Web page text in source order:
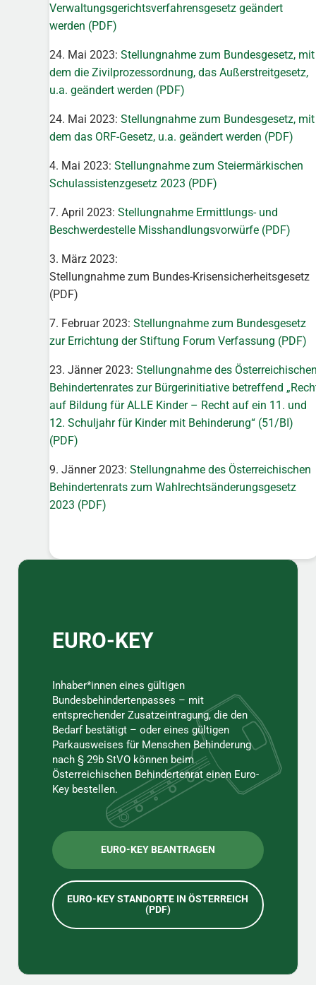
Verwaltungsgerichtsverfahrensgesetz geändert
werden (PDF)
24. Mai 2023: Stellungnahme zum Bundesgesetz, mit
dem die Zivilprozessordnung, das Außerstreitgesetz,
u.a. geändert werden (PDF)
24. Mai 2023: Stellungnahme zum Bundesgesetz, mit
dem das ORF-Gesetz, u.a. geändert werden (PDF)
4. Mai 2023: Stellungnahme zum Steiermärkischen
Schulassistenzgesetz 2023 (PDF)
7. April 2023: Stellungnahme Ermittlungs- und
Beschwerdestelle Misshandlungsvorwürfe (PDF)
3. März 2023:
Stellungnahme zum Bundes-Krisensicherheitsgesetz
(PDF)
7. Februar 2023: Stellungnahme zum Bundesgesetz
zur Errichtung der Stiftung Forum Verfassung (PDF)
23. Jänner 2023: Stellungnahme des
Behindertenrates zur Bürgerinitiative betreffend
auf Bildung für ALLE Kinder – Recht auf ein 11. und
12. Schuljahr für Kinder mit Behinderung“ (51/BI)
(PDF)
9. Jänner 2023: Stellungnahme des Österreichischen
Behindertenrats zum Wahlrechtsänderungsgesetz
2023 (PDF)
Sidebar
EURO-KEY
Inhaber*innen eines gültigen
Bundesbehindertenpasses – mit
entsprechender Zusatzeintragung, die den
Bedarf bestätigt – oder eines gültigen
Parkausweises für Menschen Behinderung
nach § 29b StVO können beim
Österreichischen Behindertenrat einen Euro-
Key bestellen.
EURO-KEY BEANTRAGEN
EURO-KEY STANDORTE IN ÖSTERREICH
(PDF)